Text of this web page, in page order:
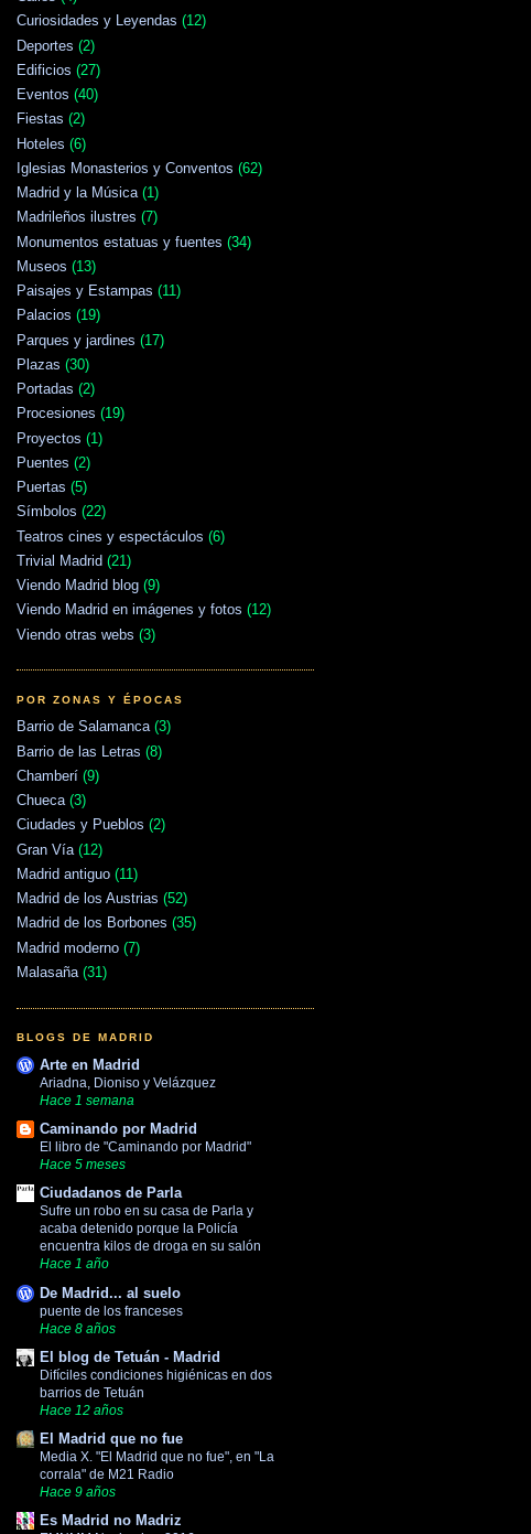
Curiosidades y Leyendas (12)
Deportes (2)
Edificios (27)
Eventos (40)
Fiestas (2)
Hoteles (6)
Iglesias Monasterios y Conventos (62)
Madrid y la Música (1)
Madrileños ilustres (7)
Monumentos estatuas y fuentes (34)
Museos (13)
Paisajes y Estampas (11)
Palacios (19)
Parques y jardines (17)
Plazas (30)
Portadas (2)
Procesiones (19)
Proyectos (1)
Puentes (2)
Puertas (5)
Símbolos (22)
Teatros cines y espectáculos (6)
Trivial Madrid (21)
Viendo Madrid blog (9)
Viendo Madrid en imágenes y fotos (12)
Viendo otras webs (3)
POR ZONAS Y ÉPOCAS
Barrio de Salamanca (3)
Barrio de las Letras (8)
Chamberí (9)
Chueca (3)
Ciudades y Pueblos (2)
Gran Vía (12)
Madrid antiguo (11)
Madrid de los Austrias (52)
Madrid de los Borbones (35)
Madrid moderno (7)
Malasaña (31)
BLOGS DE MADRID
Arte en Madrid
Ariadna, Dioniso y Velázquez
Hace 1 semana
Caminando por Madrid
El libro de "Caminando por Madrid"
Hace 5 meses
Ciudadanos de Parla
Sufre un robo en su casa de Parla y
acaba detenido porque la Policía
encuentra kilos de droga en su salón
Hace 1 año
De Madrid... al suelo
puente de los franceses
Hace 8 años
El blog de Tetuán - Madrid
Difíciles condiciones higiénicas en dos
barrios de Tetuán
Hace 12 años
El Madrid que no fue
Media X. "El Madrid que no fue", en "La
corrala" de M21 Radio
Hace 9 años
Es Madrid no Madriz